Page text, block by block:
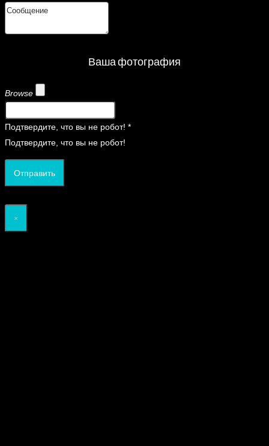
Ваша фотография
Browse
Подтвердите, что вы не робот! *
Подтвердите, что вы не робот!
Отправить
×